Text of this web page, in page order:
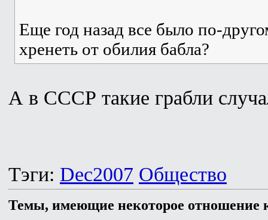
Еще год назад все было по-
хренеть от обилия бабла?
А в СССР такие грабли
Тэги: Dec2007 Общество
Темы, имеющие некоторое отношение